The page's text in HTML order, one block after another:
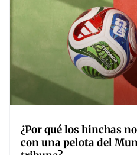
¿Por qué los hinchas
con una pelota del